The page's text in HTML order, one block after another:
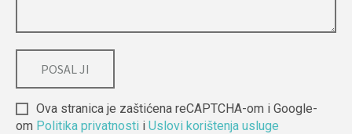
Ova stranica je zaštićena reCAPTCHA-om i Google-
om Politika privatnosti i Uslovi korištenja usluge